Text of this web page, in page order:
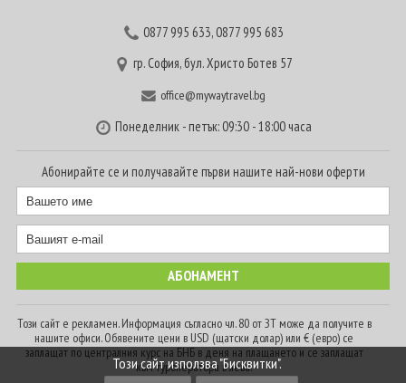
0877 995 633,0877 995 683
гр. София, бул. Христо Ботев 57
office@mywaytravel.bg
Понеделник - петък: 09:30 - 18:00 часа
Абонирайте се и получавайте първи нашите най-нови оферти
Този сайт е рекламен. Информация съгласно чл. 80 от ЗТ може да получите в
нашите офиси. Обявените цени в USD (щатски долар) или € (евро) се
заплащат по централния курс на БНБ в деня на плащането и се заплащат
към туроператора в лева.
Този сайт използва "Бисквитки".